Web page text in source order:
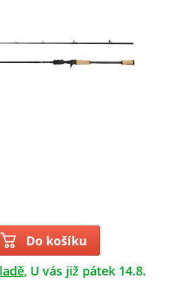
Do košíku
U vás již pátek 14.8.